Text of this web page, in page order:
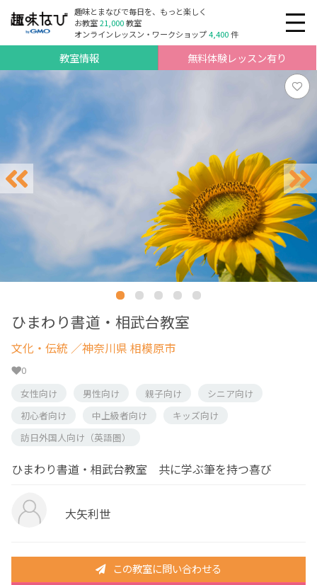
趣味とまなびで毎日を、もっと楽しく
お教室21,000教室
オンラインレッスン・ワークショップ4,400件
教室情報 無料体験レッスン有り
ひまわり書道・相武台教室
文化・伝統 ／神奈川県 相模原市
0
女性向け
男性向け 親子向け
シニア向け
初心者向け
中上級者向け
キッズ向け
訪日外国人向け（英語圏）
ひまわり書道・相武台教室 共に学ぶ筆を持つ喜び
大矢利世
この教室に問い合わせる